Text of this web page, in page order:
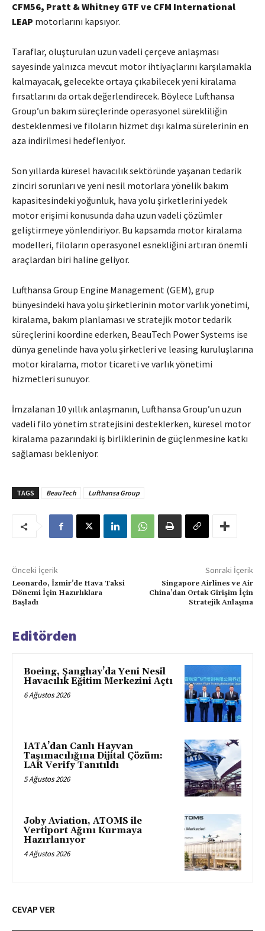
CFM56, Pratt & Whitney GTF ve CFM International
LEAP motorlarını kapsıyor.
Taraflar, oluşturulan uzun vadeli çerçeve anlaşması
sayesinde yalnızca mevcut motor ihtiyaçlarını karşılamakla
kalmayacak, gelecekte ortaya çıkabilecek yeni kiralama
fırsatlarını da ortak değerlendirecek. Böylece Lufthansa
Group’un bakım süreçlerinde operasyonel sürekliliğin
desteklenmesi ve filoların hizmet dışı kalma sürelerinin en
aza indirilmesi hedefleniyor.
Son yıllarda küresel havacılık sektöründe yaşanan tedarik
zinciri sorunları ve yeni nesil motorlara yönelik bakım
kapasitesindeki yoğunluk, hava yolu şirketlerini yedek
motor erişimi konusunda daha uzun vadeli çözümler
geliştirmeye yönlendiriyor. Bu kapsamda motor kiralama
modelleri, filoların operasyonel esnekliğini artıran önemli
araçlardan biri haline geliyor.
Lufthansa Group Engine Management (GEM), grup
bünyesindeki hava yolu şirketlerinin motor varlık yönetimi,
kiralama, bakım planlaması ve stratejik motor tedarik
süreçlerini koordine ederken, BeauTech Power Systems ise
dünya genelinde hava yolu şirketleri ve leasing kuruluşlarına
motor kiralama, motor ticareti ve varlık yönetimi
hizmetleri sunuyor.
İmzalanan 10 yıllık anlaşmanın, Lufthansa Group’un uzun
vadeli filo yönetim stratejisini desteklerken, küresel motor
kiralama pazarındaki iş birliklerinin de güçlenmesine katkı
sağlaması bekleniyor.
TAGS BeauTech Lufthansa Group
Önceki İçerik
Leonardo, İzmir’de Hava Taksi
Dönemi İçin Hazırlıklara
Başladı
Sonraki İçerik
Singapore Airlines ve Air
China’dan Ortak Girişim İçin
Stratejik Anlaşma
Editörden
Boeing, Şanghay’da Yeni Nesil
Havacılık Eğitim Merkezini Açtı
6 Ağustos 2026
IATA’dan Canlı Hayvan
Taşımacılığına Dijital Çözüm:
LAR Verify Tanıtıldı
5 Ağustos 2026
Joby Aviation, ATOMS ile
Vertiport Ağını Kurmaya
Hazırlanıyor
4 Ağustos 2026
CEVAP VER